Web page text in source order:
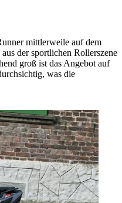
mittlerweile auf dem
der sportlichen Rollerszene
groß ist das Angebot auf
was die